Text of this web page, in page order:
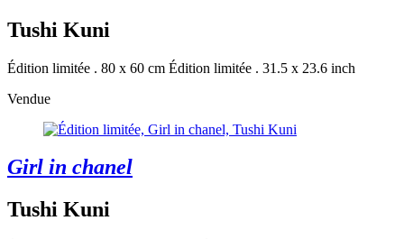
Tushi Kuni
Édition limitée . 80 x 60 cm Édition limitée . 31.5 x 23.6 inch
Vendue
Girl in chanel
Tushi Kuni